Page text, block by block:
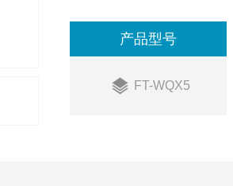
产品型号
FT-WQX5